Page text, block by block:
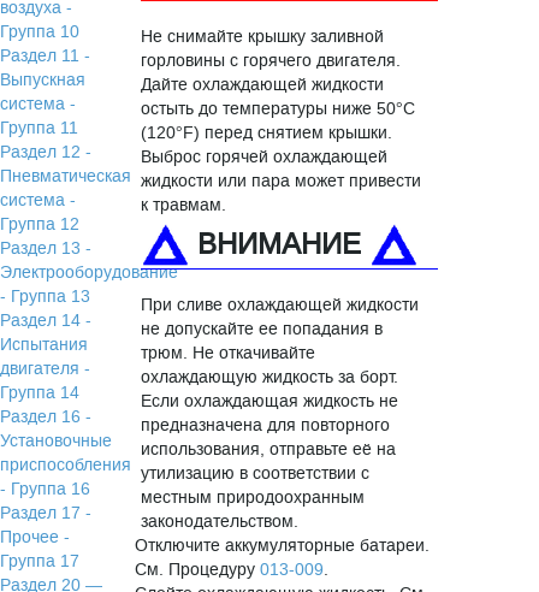
воздуха -
Группа 10
Раздел 11 -
Выпускная
система -
Группа 11
Раздел 12 -
Пневматическая
система -
Группа 12
Раздел 13 -
Электрооборудование
- Группа 13
Раздел 14 -
Испытания
двигателя -
Группа 14
Раздел 16 -
Установочные
приспособления
- Группа 16
Раздел 17 -
Прочее -
Группа 17
Раздел 20 —
Не снимайте крышку заливной
горловины с горячего двигателя.
Дайте охлаждающей жидкости
остыть до температуры ниже 50°C
(120°F) перед снятием крышки.
Выброс горячей охлаждающей
жидкости или пара может привести
к травмам.
ВНИМАНИЕ
При сливе охлаждающей жидкости
не допускайте ее попадания в
трюм. Не откачивайте
охлаждающую жидкость за борт.
Если охлаждающая жидкость не
предназначена для повторного
использования, отправьте её на
утилизацию в соответствии с
местным природоохранным
законодательством.
Отключите аккумуляторные батареи.
См. Процедуру013-009.